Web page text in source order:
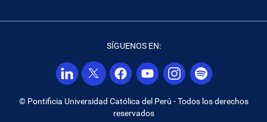
SÍGUENOS EN:
© Pontificia Universidad Católica del Perú - Todos los derechos
reservados